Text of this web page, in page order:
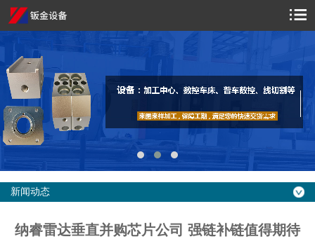
新闻动态
纳睿雷达垂直并购芯片公司 强链补链值得期待